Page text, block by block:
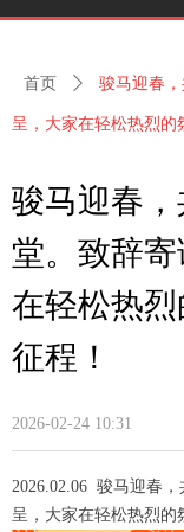
骏马迎春
堂。致辞
在轻松热
征程！
2026.02.06 骏马迎春
呈，大家在轻松热烈
2026-02-24 10:31
首页 ꄲ 骏马迎春
呈，大家在轻松热烈